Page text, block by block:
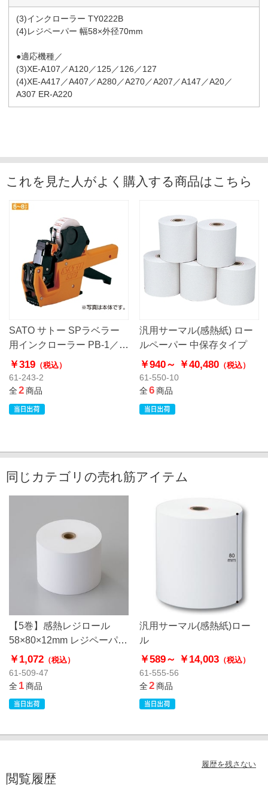
(3)インクローラー TY0222B
(4)レジペーパー 幅58×外径70mm
●適応機種／
(3)XE-A107／A120／125／126／127
(4)XE-A417／A407／A280／A270／A207／A147／A20／
A307 ER-A220
これを見た人がよく購入する商品はこちら
SATO サトー SPラベラー
用インクローラー PB-1／
SP／SA用 インキローラー
1個
￥319 （税込）
61-243-2
全2商品
汎用サーマル(感熱紙) ロー
ルペーパー 中保存タイプ
￥940～ ￥40,480（税込）
61-550-10
全6商品
同じカテゴリの売れ筋アイテム
【5巻】感熱レジロール
58×80×12mm レジペーパー
レシート
￥1,072 （税込）
61-509-47
全1商品
汎用サーマル(感熱紙)ロー
ル
￥589～ ￥14,003（税込）
61-555-56
全2商品
履歴を残さない
閲覧履歴